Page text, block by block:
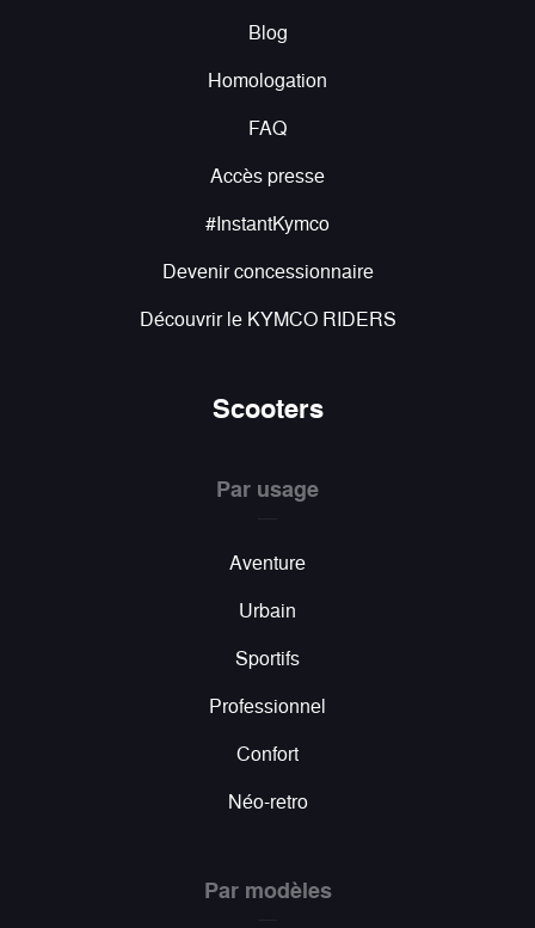
Blog
Homologation
FAQ
Accès presse
#InstantKymco
Devenir concessionnaire
Découvrir le KYMCO RIDERS
Scooters
Par usage
Aventure
Urbain
Sportifs
Professionnel
Confort
Néo-retro
Par modèles